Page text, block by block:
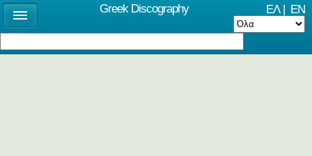
ΕΛ| EN
Greek Discography